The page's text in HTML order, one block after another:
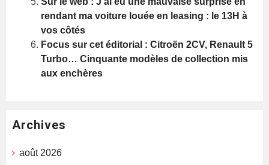
rendant ma voiture louée en leasing : le 13H à
vos côtés
Focus sur cet éditorial : Citroën 2CV, Renault 5
Turbo… Cinquante modèles de collection mis
aux enchères
Archives
août 2026